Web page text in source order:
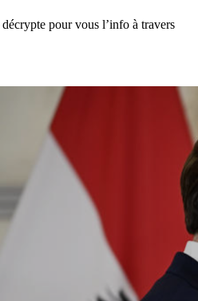
décrypte pour vous l’info à travers